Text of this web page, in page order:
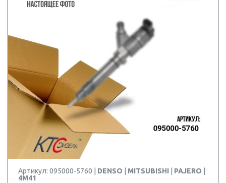
Артикул: 095000-5760 | DENSO MITSUBISHI PAJERO
4M41